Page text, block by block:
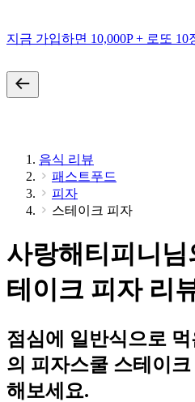
지금 가입하면 10,000P + 로또 10
음식 리뷰
패스트푸드
피자
스테이크 피자
사랑해티피니
테이크 피자 리
점심에 일반식으로
의 피자스쿨 스테이
해보세요.